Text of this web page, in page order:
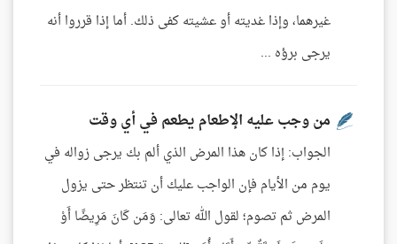
غيرهما، وإذا غديته أو عشيته كفى ذلك. أما إذا قرروا أنه
يرجى برؤه ...
من وجب عليه الإطعام يطعم في أي وقت
الجواب: إذا كان هذا المرض الذي ألم بك يرجى زواله في
يوم من الأيام فإن الواجب عليك أن تنتظر حتى يزول
المرض ثم تصوم؛ لقول الله تعالى: وَمَن كَانَ مَرِيضًا أَوْ